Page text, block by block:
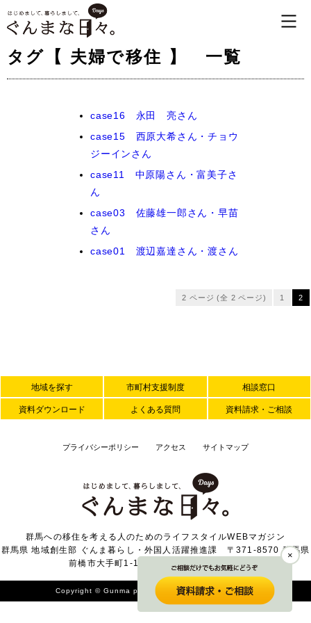
タグ【 夫婦で移住 】 一覧
case16 永田 亮さん
case15 西原大希さん・チョウ
ジーインさん
case11 中原陽さん・富美子さ
ん
case03 佐藤雄一郎さん・早苗
さん
case01 渡辺嘉達さん・渡さん
2 ページ (全 2 ページ) 1 2
×
地域を探す 市町村支援制度 相談窓口
資料ダウンロード よくある質問 資料請求・ご相談
プライバシーポリシー アクセス サイトマップ
群馬への移住を考える人のためのライフスタイルWEBマガジン
群馬県 地域創生部 ぐんま暮らし・外国人活躍推進課 〒371-8570 群馬県
前橋市大手町1-1-1 TEL 027-226-2371
Copyright © Gunma prefecture. All Rights Reserved.